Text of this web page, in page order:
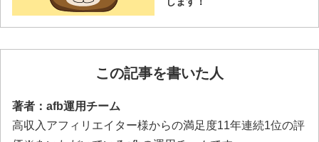
この記事を書いた人
著者：afb運用チーム
高収入アフィリエイター様からの満足度11年連続1位の評